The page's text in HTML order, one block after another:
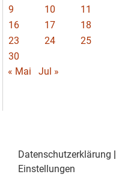
9
10 11
16
17 18
23
24 25
30
« Mai
Jul »
Datenschutzerklärung |
Einstellungen